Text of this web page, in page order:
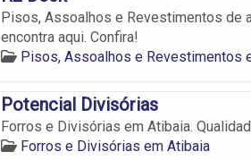
Pisos, Assoalhos e Revestimentos de
encontra aqui. Confira!
Pisos, Assoalhos e Revestimentos
Potencial Divisórias
Forros e Divisórias em Atibaia.
Forros e Divisórias em Atibaia